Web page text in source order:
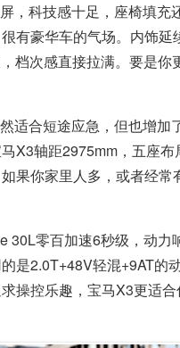
，科技感十足，座椅填充
有豪华车的气场。内饰
档次感直接拉满。要是
适合短途应急，但也增加
X3轴距2975mm，五座
果你家里人多，或者经
零百加速6秒级，动
是2.0T+48V轻混+9AT的
操控乐趣，宝马X3更适